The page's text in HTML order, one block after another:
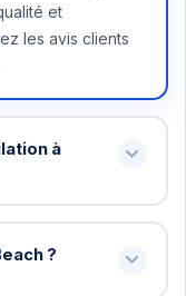
et
les avis clients
à
avant votre
une nuit peut
?